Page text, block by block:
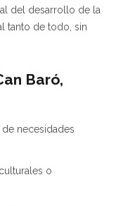
del desarrollo de la
tanto de todo, sin
Baró,
necesidades
culturales o